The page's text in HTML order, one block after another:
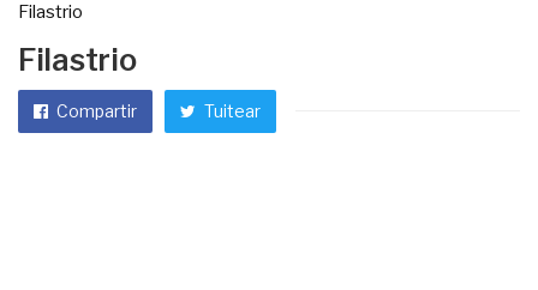
Filastrio
Filastrio
Compartir Tuitear